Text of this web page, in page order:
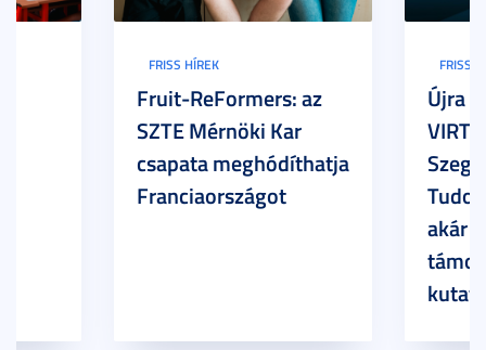
FRISS HÍREK
Fruit-ReFormers: az
SZTE Mérnöki Kar
csapata meghódíthatja
Franciaországot
FRISS
Újra
akár